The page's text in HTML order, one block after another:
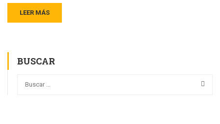
LEER MÁS
BUSCAR